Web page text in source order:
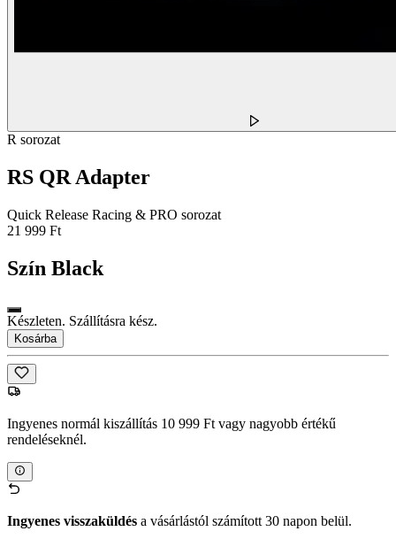
R sorozat
RS QR Adapter
Quick Release Racing & PRO sorozat
21 999 Ft
Szín Black
Készleten. Szállításra kész.
Kosárba
Ingyenes normál kiszállítás 10 999 Ft vagy nagyobb értékű
rendeléseknél.
Ingyenes visszaküldés a vásárlástól számított 30 napon belül.